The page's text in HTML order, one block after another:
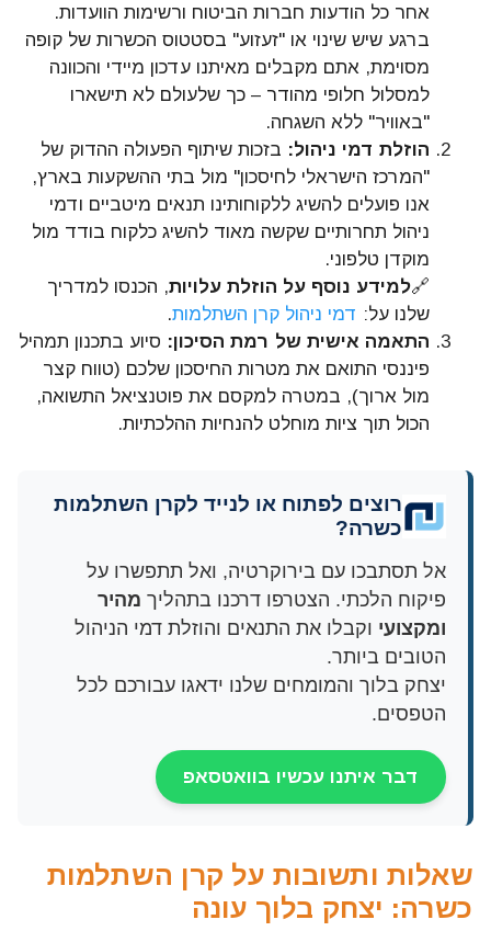
אחר כל הודעות חברות הביטוח ורשימות הוועדות.
ברגע שיש שינוי או "זעזוע" בסטטוס הכשרות של קופה
מסוימת, אתם מקבלים מאיתנו עדכון מיידי והכוונה
למסלול חלופי מהודר – כך שלעולם לא תישארו
"באוויר" ללא השגחה.
הוזלת דמי ניהול: בזכות שיתוף הפעולה ההדוק של
"המרכז הישראלי לחיסכון" מול בתי ההשקעות בארץ,
אנו פועלים להשיג ללקוחותינו תנאים מיטביים ודמי
ניהול תחרותיים שקשה מאוד להשיג כלקוח בודד מול
מוקדן טלפוני.
🔗למידע נוסף על הוזלת עלויות, הכנסו למדריך
שלנו על: דמי ניהול קרן השתלמות.
התאמה אישית של רמת הסיכון: סיוע בתכנון תמהיל
פיננסי התואם את מטרות החיסכון שלכם (טווח קצר
מול ארוך), במטרה למקסם את פוטנציאל התשואה,
הכול תוך ציות מוחלט להנחיות ההלכתיות.
רוצים לפתוח או לנייד לקרן השתלמות
כשרה?
אל תסתבכו עם בירוקרטיה, ואל תתפשרו על
פיקוח הלכתי. הצטרפו דרכנו בתהליך מהיר
ומקצועי וקבלו את התנאים והוזלת דמי הניהול
הטובים ביותר.
יצחק בלוך והמומחים שלנו ידאגו עבורכם לכל
הטפסים.
דבר איתנו עכשיו בוואטסאפ
שאלות ותשובות על קרן השתלמות
כשרה: יצחק בלוך עונה